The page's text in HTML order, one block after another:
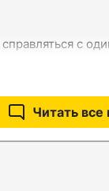
с
Читать